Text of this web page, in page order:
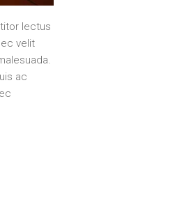
lectus
velit
ac